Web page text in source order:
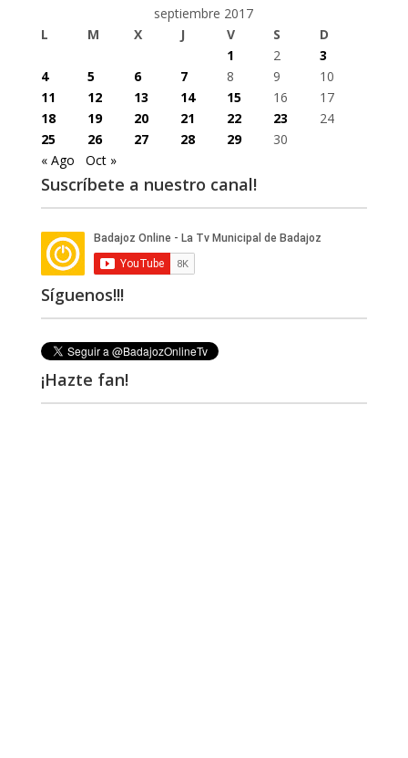
septiembre 2017
L
M X J V S
D
1
2
3
4
5 6 7 8 9
10
11
12 13 14 15 16
17
18
19 20 21 22 23
24
25
26 27 28 29
30
« Ago
Oct »
Suscríbete a nuestro canal!
Síguenos!!!
¡Hazte fan!